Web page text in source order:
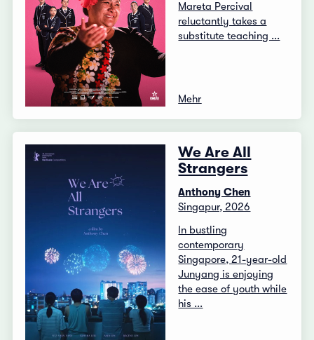
Mareta Percival
reluctantly takes a
substitute teaching ...
Mehr
We Are All
Strangers
Anthony Chen
Singapur, 2026
In bustling
contemporary
Singapore, 21-year-old
Junyang is enjoying
the ease of youth while
his ...